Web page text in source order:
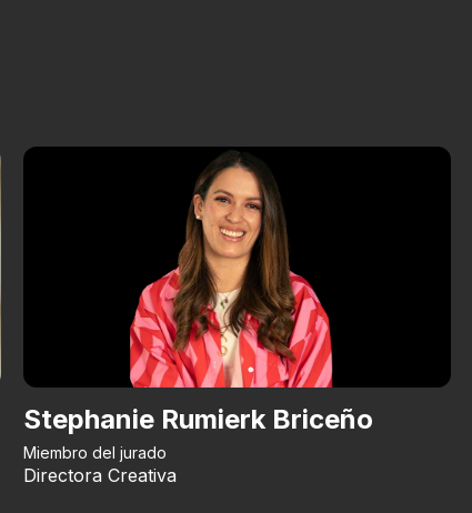
Stephanie Rumierk Briceño
Miembro del jurado
Directora Creativa